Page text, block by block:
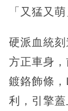
「又猛又
硬派血統
方正車身
鍍鉻飾條
利，引擎